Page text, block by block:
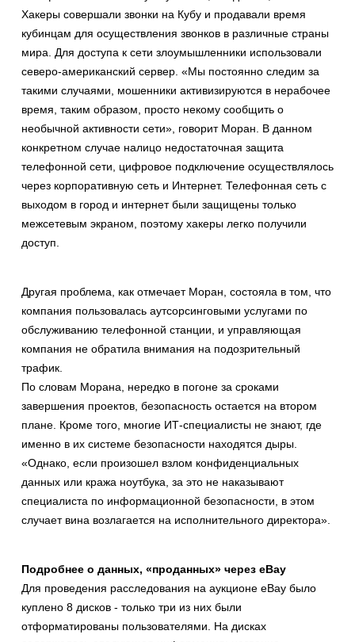
Хакеры совершали звонки на Кубу и продавали время
кубинцам для осуществления звонков в различные страны
мира. Для доступа к сети злоумышленники использовали
северо-американский сервер. «Мы постоянно следим за
такими случаями, мошенники активизируются в нерабочее
время, таким образом, просто некому сообщить о
необычной активности сети», говорит Моран. В данном
конкретном случае налицо недостаточная защита
телефонной сети, цифровое подключение осуществлялось
через корпоративную сеть и Интернет. Телефонная сеть с
выходом в город и интернет были защищены только
межсетевым экраном, поэтому хакеры легко получили
доступ.
Другая проблема, как отмечает Моран, состояла в том, что
компания пользовалась аутсорсинговыми услугами по
обслуживанию телефонной станции, и управляющая
компания не обратила внимания на подозрительный
трафик.
По словам Морана, нередко в погоне за сроками
завершения проектов, безопасность остается на втором
плане. Кроме того, многие ИТ-специалисты не знают, где
именно в их системе безопасности находятся дыры.
«Однако, если произошел взлом конфиденциальных
данных или кража ноутбука, за это не наказывают
специалиста по информационной безопасности, в этом
случает вина возлагается на исполнительного директора».
Подробнее о данных, «проданных» через eBay
Для проведения расследования на аукционе eBay было
куплено 8 дисков - только три из них были
отформатированы пользователями. На дисках